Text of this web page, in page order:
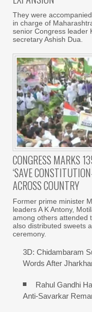
They were
in charge of
senior Congress leader
secretary Ashish Dua.
CONGRESS MARKS
‘SAVE
ACROSS COUNTRY
Former prime minister
leaders A K Antony,
among others attended
also distributed sweets
ceremony.
3D: Chidambaram
Words After
Rahul Gandhi
Anti-Savarkar